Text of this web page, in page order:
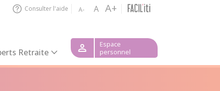
Consulter l'aide A- A A+
Retraite
Espace
personnel